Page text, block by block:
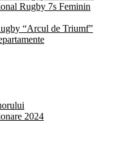
Rugby 7s Feminin
“Arcul de Triumf”
2024